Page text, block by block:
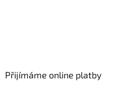
Přijímáme online platby